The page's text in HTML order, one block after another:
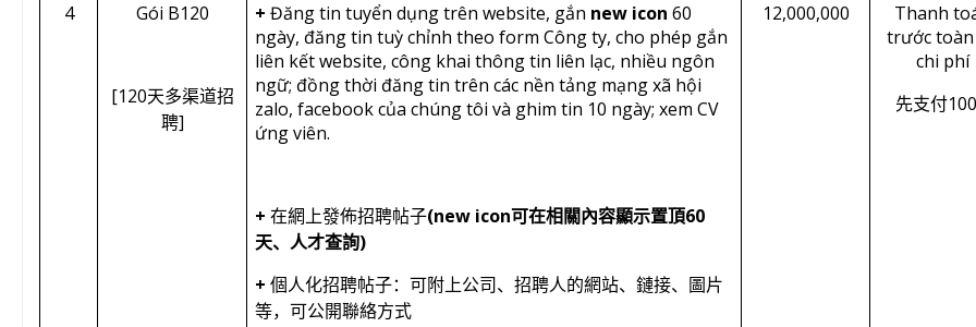
4 Gói B120
[120天多渠道招
聘]
+Đăng tin tuyển dụng trên website, gắn new icon60
ngày, đăng tin tuỳ chỉnh theo form Công ty, cho phép gắn
liên kết website, công khai thông tin liên lạc, nhiều ngôn
ngữ; đồng thời đăng tin trên các nền tảng mạng xã hội
zalo, facebook của chúng tôi và ghim tin 10 ngày; xem CV
ứng viên.
+在網上發佈招聘帖子(new icon可在相關內容顯示置頂60
天、人才查詢)
+ 個人化招聘帖子：可附上公司、招聘人的網站、鏈接、圖片
等，可公開聯絡方式
12,000,000
Thanh
trước
chi phí
先支付